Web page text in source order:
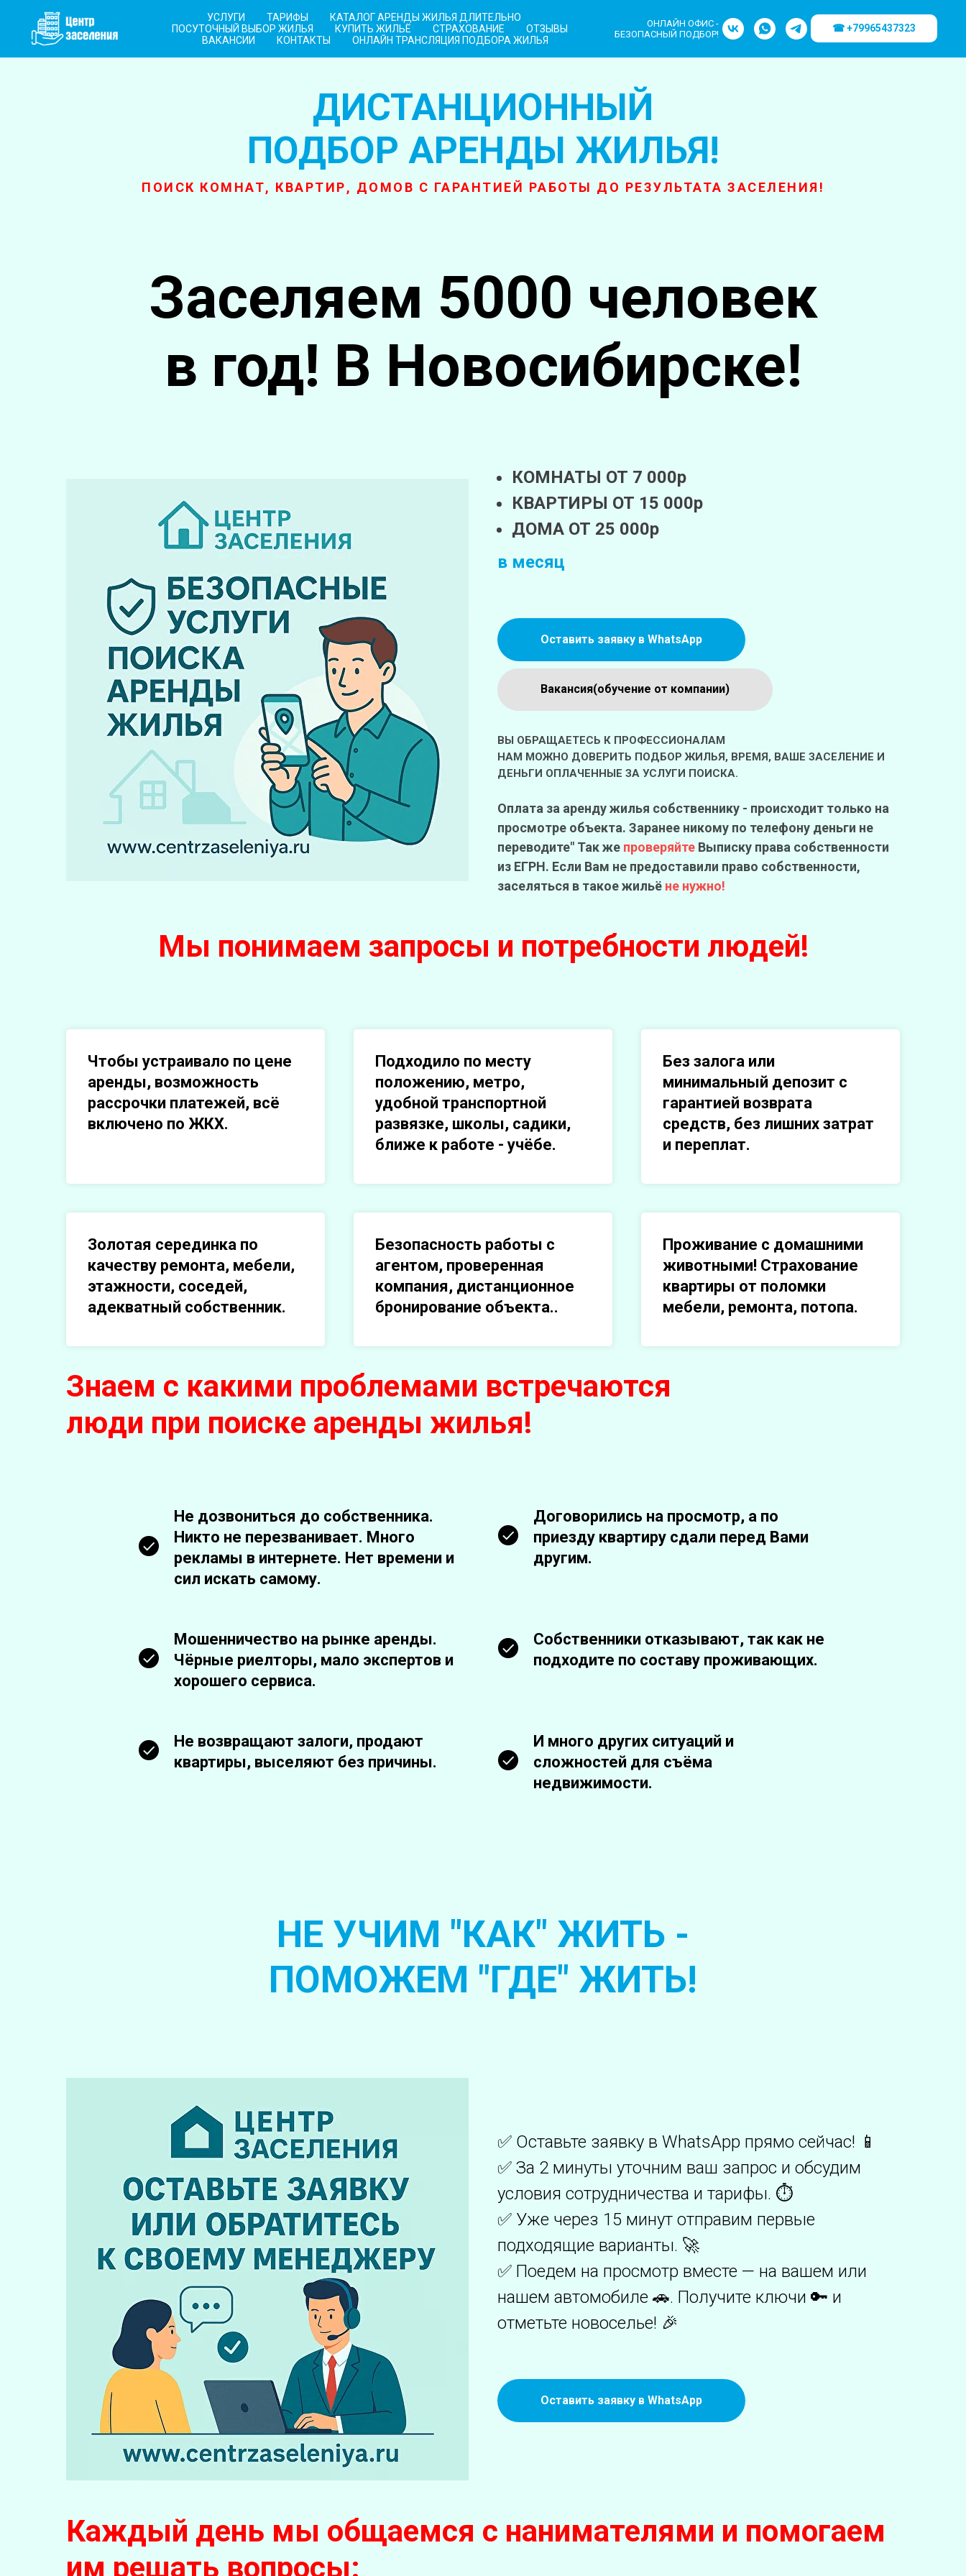
УСЛУГИ ТАРИФЫ
КАТАЛОГ АРЕНДЫ ЖИЛЬЯ ДЛИТЕЛЬНО
ПОСУТОЧНЫЙ ВЫБОР ЖИЛЬЯ
КУПИТЬ ЖИЛЬЁ СТРАХОВАНИЕ
ОТЗЫВЫ
ВАКАНСИИ
КОНТАКТЫ ОНЛАЙН ТРАНСЛЯЦИЯ ПОДБОРА ЖИЛЬЯ
ОНЛАЙН ОФИС -
БЕЗОПАСНЫЙ ПОДБОР!
☎ +79965437323
ДИСТАНЦИОННЫЙ
ПОДБОР АРЕНДЫ ЖИЛЬЯ!
ПОИСК КОМНАТ, КВАРТИР, ДОМОВ С ГАРАНТИЕЙ РАБОТЫ ДО РЕЗУЛЬТАТА ЗАСЕЛЕНИЯ!
Заселяем 5000 человек
в год! В Новосибирске!
КОМНАТЫ ОТ 7 000р
КВАРТИРЫ ОТ 15 000р
ДОМА ОТ 25 000р
в месяц
Оставить заявку в WhatsApp
Вакансия(обучение от компании)
ВЫ ОБРАЩАЕТЕСЬ К ПРОФЕССИОНАЛАМ
НАМ МОЖНО ДОВЕРИТЬ ПОДБОР ЖИЛЬЯ, ВРЕМЯ, ВАШЕ ЗАСЕЛЕНИЕ И
ДЕНЬГИ ОПЛАЧЕННЫЕ ЗА УСЛУГИ ПОИСКА.
Оплата за аренду жилья собственнику - происходит только на
просмотре объекта. Заранее никому по телефону деньги не
переводите" Так же проверяйте Выписку права собственности
из ЕГРН. Если Вам не предоставили право собственности,
заселяться в такое жильё не нужно!
Мы понимаем запросы и потребности людей!
Чтобы устраивало по цене
аренды, возможность
рассрочки платежей, всё
включено по ЖКХ.
Подходило по месту
положению, метро,
удобной транспортной
развязке, школы, садики,
ближе к работе - учёбе.
Без залога или
минимальный депозит с
гарантией возврата
средств, без лишних затрат
и переплат.
Золотая серединка по
качеству ремонта, мебели,
этажности, соседей,
адекватный собственник.
Безопасность работы с
агентом, проверенная
компания, дистанционное
бронирование объекта..
Проживание с домашними
животными! Страхование
квартиры от поломки
мебели, ремонта, потопа.
Знаем с какими проблемами встречаются
люди при поиске аренды жилья!
Не дозвониться до собственника.
Никто не перезванивает. Много
рекламы в интернете. Нет времени и
сил искать самому.
Договорились на просмотр, а по
приезду квартиру сдали перед Вами
другим.
Мошенничество на рынке аренды.
Чёрные риелторы, мало экспертов и
хорошего сервиса.
Собственники отказывают, так как не
подходите по составу проживающих.
Не возвращают залоги, продают
квартиры, выселяют без причины.
И много других ситуаций и
сложностей для съёма
недвижимости.
НЕ УЧИМ "КАК" ЖИТЬ -
ПОМОЖЕМ "ГДЕ" ЖИТЬ!
✅ Оставьте заявку в WhatsApp прямо сейчас! 📱
✅ За 2 минуты уточним ваш запрос и обсудим
условия сотрудничества и тарифы. ⏱️
✅ Уже через 15 минут отправим первые
подходящие варианты. 🚀
✅ Поедем на просмотр вместе — на вашем или
нашем автомобиле 🚗. Получите ключи 🔑 и
отметьте новоселье! 🎉
Оставить заявку в WhatsApp
Каждый день мы общаемся с нанимателями и помогаем
им решать вопросы: